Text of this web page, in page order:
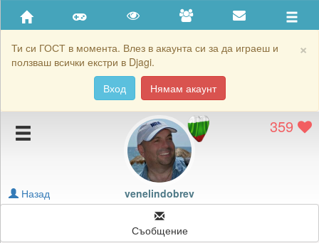
×
Ти си ГОСТ в момента. Влез в акаунта си за да играеш и
ползваш всички екстри в Djagi.
Вход
Нямам акаунт
Приятели
Хронология на игри
Подаръците на venelindobrev
Картичките на venelindobrev
Блокирай venelindobrev
359
venelindobrev
Назад
Съобщение